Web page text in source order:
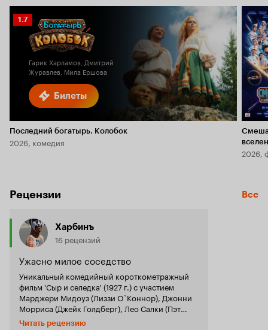
Билеты
Рейтинг
Кинопоиска
1.7
Гарик Харламов, Дмитрий
Журавлев, Мила Ершова
Последний богатырь. Колобок
2026, комедия
2026,
Рецензии Все
Харбинъ
16 рецензий
Ужасно милое соседство
Уникальный комедийный короткометражный
фильм 'Сыр и селедка' (1927 г.) с участием
Марджери Мидоуз (Лиззи О`Коннор), Джонни
Морриса (Джейк Голдберг), Лео Салки (Пэт
О`Коннор), Элфи Фэй (миссис О`Коннор) о
Читать рецензию